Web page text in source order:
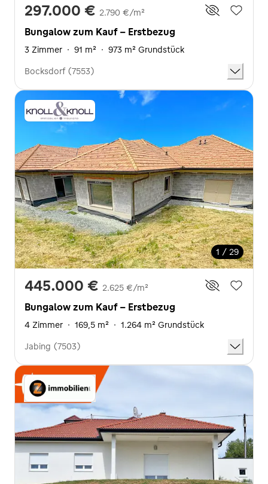
297.000 € 2.790 €/m²
Bungalow zum Kauf - Erstbezug
3 Zimmer · 91 m² · 973 m² Grundstück
Bocksdorf (7553)
1 / 29
445.000 € 2.625 €/m²
Bungalow zum Kauf - Erstbezug
4 Zimmer · 169,5 m² · 1.264 m² Grundstück
Jabing (7503)